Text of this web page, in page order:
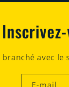
branché avec